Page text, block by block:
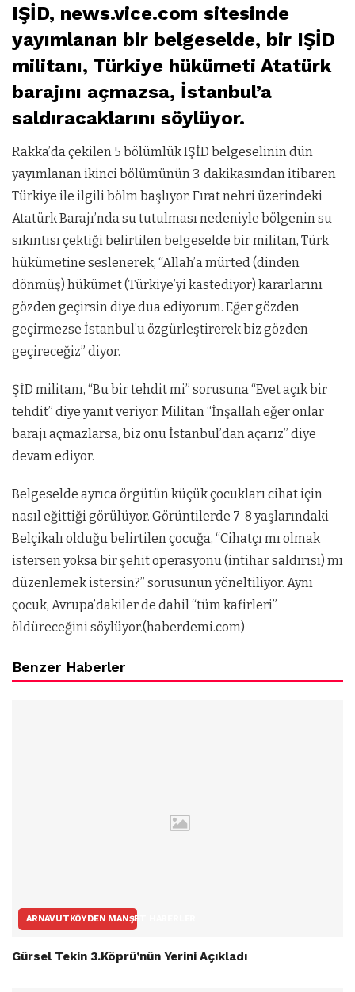
IŞİD, news.vice.com sitesinde
yayımlanan bir belgeselde, bir IŞİD
militanı, Türkiye hükümeti Atatürk
barajını açmazsa, İstanbul’a
saldıracaklarını söylüyor.
Rakka’da çekilen 5 bölümlük IŞİD belgeselinin dün
yayımlanan ikinci bölümünün 3. dakikasından itibaren
Türkiye ile ilgili bölm başlıyor. Fırat nehri üzerindeki
Atatürk Barajı’nda su tutulması nedeniyle bölgenin su
sıkıntısı çektiği belirtilen belgeselde bir militan, Türk
hükümetine seslenerek, “Allah’a mürted (dinden
dönmüş) hükümet (Türkiye’yi kastediyor) kararlarını
gözden geçirsin diye dua ediyorum. Eğer gözden
geçirmezse İstanbul’u özgürleştirerek biz gözden
geçireceğiz” diyor.
ŞİD militanı, “Bu bir tehdit mi” sorusuna “Evet açık bir
tehdit” diye yanıt veriyor. Militan “İnşallah eğer onlar
barajı açmazlarsa, biz onu İstanbul’dan açarız” diye
devam ediyor.
Belgeselde ayrıca örgütün küçük çocukları cihat için
nasıl eğittiği görülüyor. Görüntilerde 7-8 yaşlarındaki
Belçikalı olduğu belirtilen çocuğa, “Cihatçı mı olmak
istersen yoksa bir şehit operasyonu (intihar saldırısı) mı
düzenlemek istersin?” sorusunun yöneltiliyor. Aynı
çocuk, Avrupa’dakiler de dahil “tüm kafirleri”
öldüreceğini söylüyor.(haberdemi.com)
Benzer Haberler
ARNAVUTKÖYDEN MANŞET HABERLER
Gürsel Tekin 3.Köprü’nün Yerini Açıkladı